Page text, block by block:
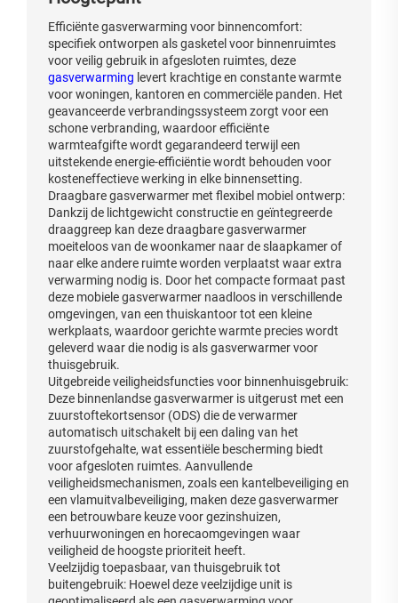
Efficiënte gasverwarming voor binnencomfort:
specifiek ontworpen als gasketel voor binnenruimtes
voor veilig gebruik in afgesloten ruimtes, deze
gasverwarming levert krachtige en constante warmte
voor woningen, kantoren en commerciële panden. Het
geavanceerde verbrandingssysteem zorgt voor een
schone verbranding, waardoor efficiënte
warmteafgifte wordt gegarandeerd terwijl een
uitstekende energie-efficiëntie wordt behouden voor
kosteneffectieve werking in elke binnensetting.
Draagbare gasverwarmer met flexibel mobiel ontwerp:
Dankzij de lichtgewicht constructie en geïntegreerde
draaggreep kan deze draagbare gasverwarmer
moeiteloos van de woonkamer naar de slaapkamer of
naar elke andere ruimte worden verplaatst waar extra
verwarming nodig is. Door het compacte formaat past
deze mobiele gasverwarmer naadloos in verschillende
omgevingen, van een thuiskantoor tot een kleine
werkplaats, waardoor gerichte warmte precies wordt
geleverd waar die nodig is als gasverwarmer voor
thuisgebruik.
Uitgebreide veiligheidsfuncties voor binnenhuisgebruik:
Deze binnenlandse gasverwarmer is uitgerust met een
zuurstoftekortsensor (ODS) die de verwarmer
automatisch uitschakelt bij een daling van het
zuurstofgehalte, wat essentiële bescherming biedt
voor afgesloten ruimtes. Aanvullende
veiligheidsmechanismen, zoals een kantelbeveiliging en
een vlamuitvalbeveiliging, maken deze gasverwarmer
een betrouwbare keuze voor gezinshuizen,
verhuurwoningen en horecaomgevingen waar
veiligheid de hoogste prioriteit heeft.
Veelzijdig toepasbaar, van thuisgebruik tot
buitengebruik: Hoewel deze veelzijdige unit is